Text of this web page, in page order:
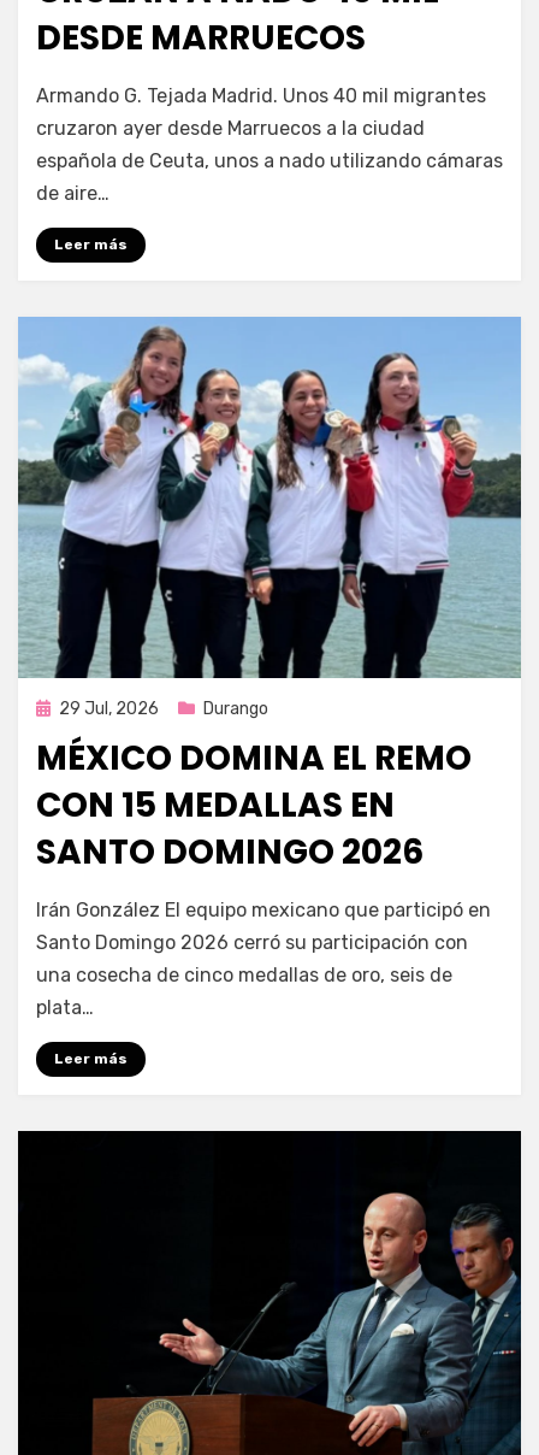
DESDE MARRUECOS
Fernando Miranda Servín
Armando G. Tejada Madrid. Unos 40 mil migrantes
cruzaron ayer desde Marruecos a la ciudad
española de Ceuta, unos a nado utilizando cámaras
de aire…
Leer más
Publicada
29 Jul, 2026 Durango
MÉXICO DOMINA EL REMO
CON 15 MEDALLAS EN
SANTO DOMINGO 2026
por Fernando Miranda Servín
Irán González El equipo mexicano que participó en
Santo Domingo 2026 cerró su participación con
una cosecha de cinco medallas de oro, seis de
plata…
Leer más